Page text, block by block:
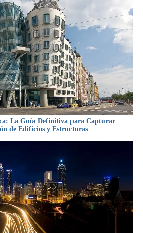
La Guía Definitiva para Capturar
de Edificios y Estructuras